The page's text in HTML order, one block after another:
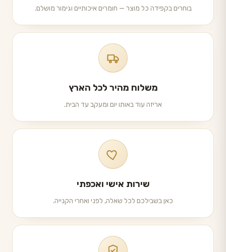
בוחרים בקפידה כל מוצר — חומרים איכותיים וגימור מושלם.
משלוח מהיר לכל הארץ
אריזה עוד באותו יום ומעקב עד הבית.
שירות אישי ואכפתי
כאן בשבילכם לכל שאלה, לפני ואחרי הקנייה.